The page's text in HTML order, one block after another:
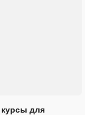
курсы для